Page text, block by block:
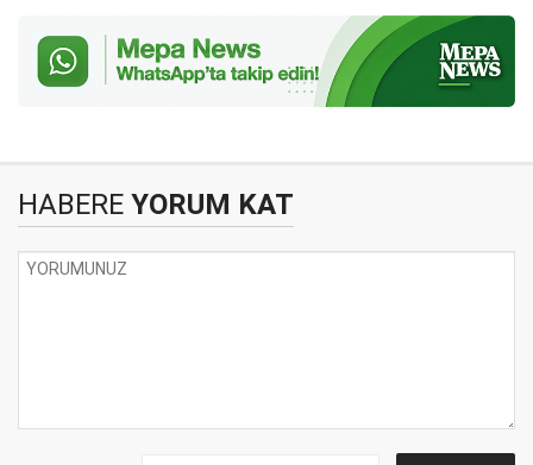
HABERE YORUM KAT